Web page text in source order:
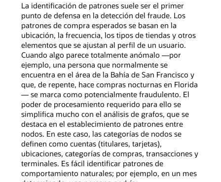
La identificación de patrones suele ser el primer
punto de defensa en la detección del fraude. Los
patrones de compra esperados se basan en la
ubicación, la frecuencia, los tipos de tiendas y otros
elementos que se ajustan al perfil de un usuario.
Cuando algo parece totalmente anómalo —por
ejemplo, una persona que normalmente se
encuentra en el área de la Bahía de San Francisco y
que, de repente, hace compras nocturnas en Florida
— se marca como potencialmente fraudulento. El
poder de procesamiento requerido para ello se
simplifica mucho con el análisis de grafos, que se
destaca en el establecimiento de patrones entre
nodos. En este caso, las categorías de nodos se
definen como cuentas (titulares, tarjetas),
ubicaciones, categorías de compras, transacciones y
terminales. Es fácil identificar patrones de
comportamiento naturales; por ejemplo, en un mes